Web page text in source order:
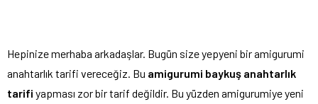
Hepinize merhaba arkadaşlar. Bugün size yepyeni bir amigurumi
anahtarlık tarifi vereceğiz. Bu amigurumi baykuş anahtarlık
tarifi yapması zor bir tarif değildir. Bu yüzden amigurumiye yeni